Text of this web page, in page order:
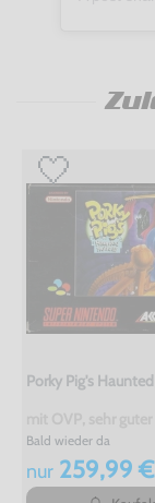
Porky Pig's
Bald wieder da
nur259,99 €